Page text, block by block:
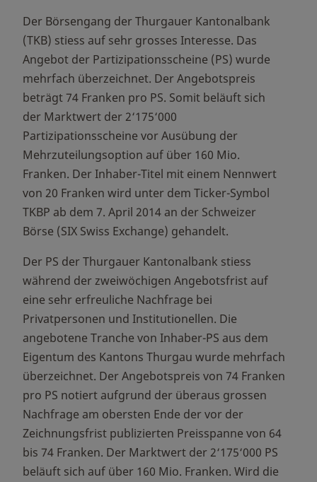
Der Börsengang der Thurgauer Kantonalbank
(TKB) stiess auf sehr grosses Interesse. Das
Angebot der Partizipationsscheine (PS) wurde
mehrfach überzeichnet. Der Angebotspreis
beträgt 74 Franken pro PS. Somit beläuft sich
der Marktwert der 2‘175‘000
Partizipationsscheine vor Ausübung der
Mehrzuteilungsoption auf über 160 Mio.
Franken. Der Inhaber-Titel mit einem Nennwert
von 20 Franken wird unter dem Ticker-Symbol
TKBP ab dem 7. April 2014 an der Schweizer
Börse (SIX Swiss Exchange) gehandelt.
Der PS der Thurgauer Kantonalbank stiess
während der zweiwöchigen Angebotsfrist auf
eine sehr erfreuliche Nachfrage bei
Privatpersonen und Institutionellen. Die
angebotene Tranche von Inhaber-PS aus dem
Eigentum des Kantons Thurgau wurde mehrfach
überzeichnet. Der Angebotspreis von 74 Franken
pro PS notiert aufgrund der überaus grossen
Nachfrage am obersten Ende der vor der
Zeichnungsfrist publizierten Preisspanne von 64
bis 74 Franken. Der Marktwert der 2‘175‘000 PS
beläuft sich auf über 160 Mio. Franken. Wird die